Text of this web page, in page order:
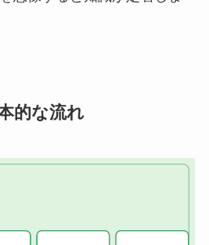
的な流れ